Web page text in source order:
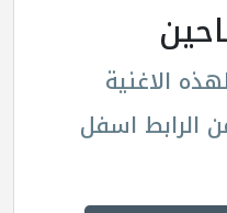
الاغنية
الرابط اسفل